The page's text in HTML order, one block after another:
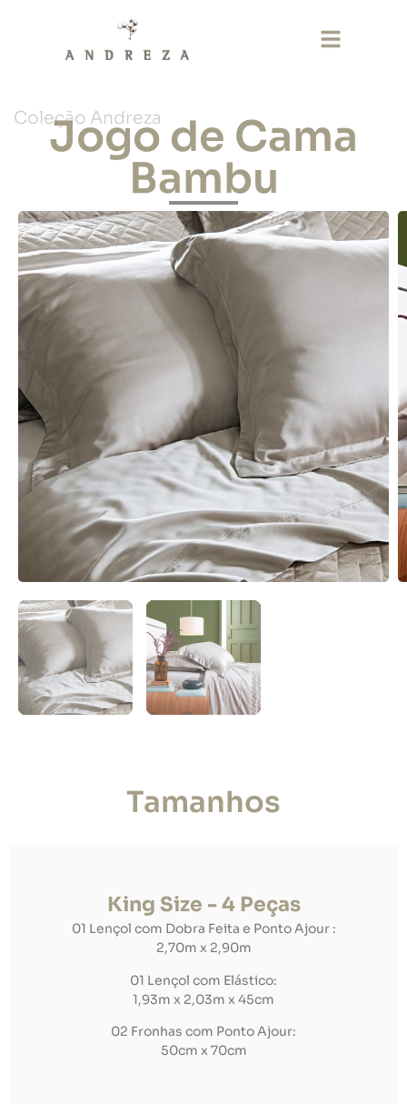
Coleção Andreza
Jogo de Cama
Bambu
Tamanhos
King Size - 4 Peças
01 Lençol com Dobra Feita e Ponto Ajour :
2,70m x 2,90m
01 Lençol com Elástico:
1,93m x 2,03m x 45cm
02 Fronhas com Ponto Ajour:
50cm x 70cm